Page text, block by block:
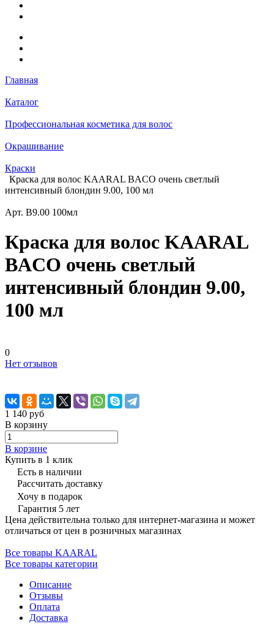
Главная
Каталог
Профессиональная косметика для волос
Окрашивание
Краски
Краска для волос KAARAL BACO очень светлый
интенсивный блондин 9.00, 100 мл
Арт. B9.00 100мл
Краска для волос KAARAL
BACO очень светлый
интенсивный блондин 9.00,
100 мл
0
Нет отзывов
1 140 руб
В корзину
В корзине
Купить в 1 клик
Есть в наличии
Рассчитать доставку
Хочу в подарок
Гарантия 5 лет
Цена действительна только для интернет-магазина и может
отличаться от цен в розничных магазинах
Все товары KAARAL
Все товары категории
Описание
Отзывы
Оплата
Доставка